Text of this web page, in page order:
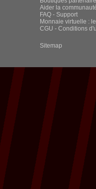
Aider la
FAQ - Support
Monnaie virtuelle :
CGU - Conditions
Sitemap